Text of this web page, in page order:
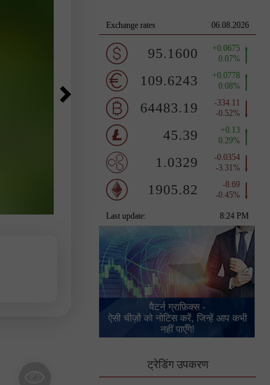
पैटर्न ग्राफ़िक्स -
ऐसी चीज़ों को नोटिस करें, जिन्हें आप कभी
नहीं पाएँगे!
ट्रेडिंग उपकरण